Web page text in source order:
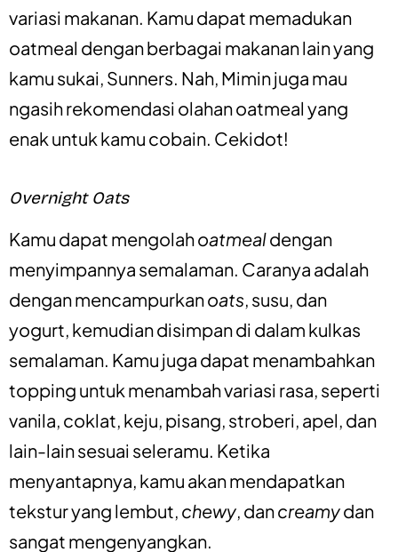
variasi makanan. Kamu dapat memadukan
oatmeal dengan berbagai makanan lain yang
kamu sukai, Sunners. Nah, Mimin juga mau
ngasih rekomendasi olahan oatmeal yang
enak untuk kamu cobain. Cekidot!
Overnight Oats
Kamu dapat mengolahoatmealdengan
menyimpannya semalaman. Caranya adalah
dengan mencampurkanoats, susu, dan
yogurt, kemudian disimpan di dalam kulkas
semalaman. Kamu juga dapat menambahkan
topping untuk menambah variasi rasa, seperti
vanila, coklat, keju, pisang, stroberi, apel, dan
lain-lain sesuai seleramu. Ketika
menyantapnya, kamu akan mendapatkan
tekstur yang lembut, chewy, dancreamydan
sangat mengenyangkan.